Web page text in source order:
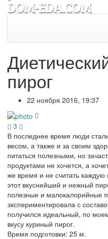
пирог
22 ноября 2016, 19:37
3
В последнее время люди
весом, а также и за своим
питаться полезными, но
продуктами не хочется, а
же время и не считать
этот вкуснейший и нежный
полезные и малокалорийные
экспериментировала с
получился идеальный, по
вкусу куриный пирог.
Время подготовки: 25 м.